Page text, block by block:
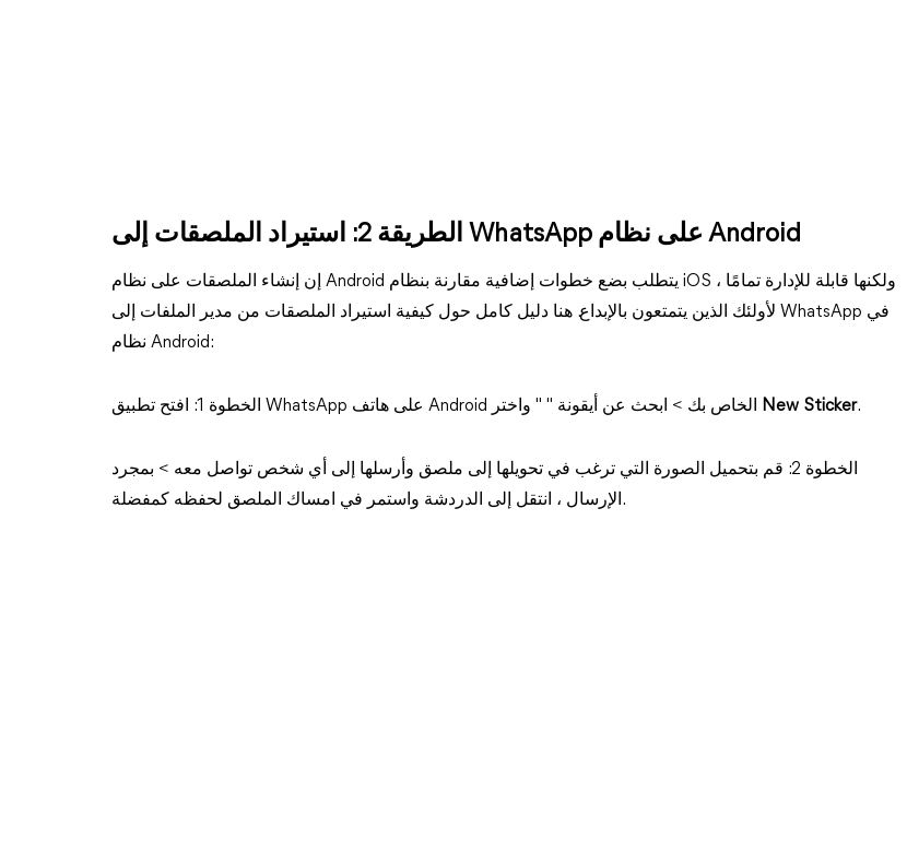
الطريقة 2: استيراد الملصقات إلى WhatsApp على نظام Android
إن إنشاء الملصقات على نظام Android يتطلب بضع خطوات إضافية مقارنة بنظام iOS ، ولكنها قابلة للإدارة تمامًا
لأولئك الذين يتمتعون بالإبداع. هنا دليل كامل حول كيفية استيراد الملصقات من مدير الملفات إلى WhatsApp في
نظام Android:
New Sticker.
الخطوة 2: قم بتحميل الصورة التي ترغب في تحويلها إلى ملصق وأرسلها إلى أي شخص تواصل معه > بمجرد
الإرسال ، انتقل إلى الدردشة واستمر في امساك الملصق لحفظه كمفضلة.